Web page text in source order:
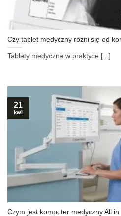
Czy tablet medyczny różni się od
Tablety medyczne w praktyce [...]
Czym jest komputer medyczny All in
21
kwi